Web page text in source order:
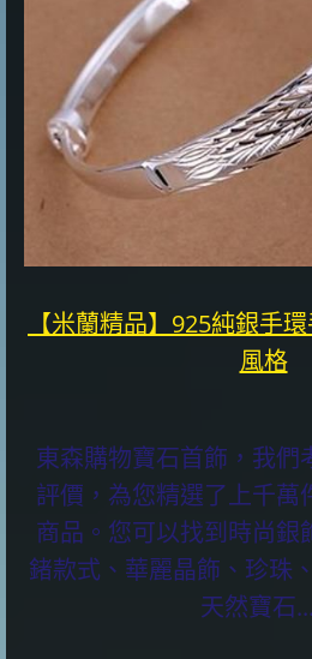
【米蘭精品】925純銀手
風格
東森購物寶石首飾，我們
評價，為您精選了上千萬
商品。您可以找到時尚銀
鍺款式、華麗晶飾、珍珠
天然寶石